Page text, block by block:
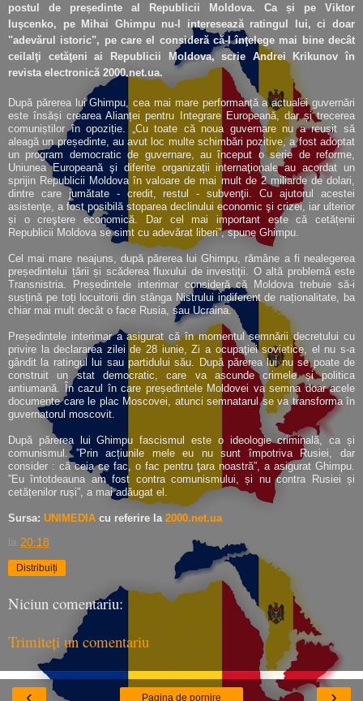
postul de președinte al Republicii Moldova. Ca și pe Viktor
Iuşcenko, pe Mihai Ghimpu nu-l interesează ratingul lui, ci doar
"adevărul istoric", pe care el consideră că-l înţelege mai bine decât
ceilalţi cetăţeni ai Republicii Moldova, scrie Andrei Krikunov în
revista electronică 2000.net.ua.
După părerea lui Ghimpu, cea mai mare performanță a actualei guvernări
este însăși crearea Alianței pentru Integrare Europeană, dar și trecerea
comuniștilor în opoziție. „Cu toate că noua guvernare nu a reușit să
aleagă un președinte, au avut loc multe schimbări pozitive, a fost adoptat
un program democratic de guvernare, au început o serie de reforme,
Uniunea Europeană şi diferite organizații internaţionale au acordat un
sprijin Republicii Moldova în valoare de mai mult de 2 miliarde de dolari,
dintre care jumătate - credit, restul - subvenţii. Cu ajutorul acestei
asistenţe, a fost posibilă stoparea declinului economic şi crizei, iar ulterior
și o creştere economică. Dar cel mai important este că cetățenii
Republicii Moldova se simt cu adevărat liberi”, spune Ghimpu.
Cel mai mare neajuns, după părerea lui Ghimpu, rămâne a fi nealegerea
președintelui țării și scăderea fluxului de investiţii. O altă problemă este
Transnistria. Președintele interimar consideră că Moldova trebuie să-i
susțină pe toți locuitorii din stânga Nistrului indiferent de naționalitate, ba
chiar mai mult decât o face Rusia, sau Ucraina.
Președintele interimar a asigurat că în momentul semnării decretului cu
privire la declararea zilei de 28 iunie, Zi a ocupaţiei sovietice, el nu s-a
gândit la ratingul lui sau partidului său. După părerea lui nu se poate de
construit un stat democratic, care va ascunde crimele și politica
antiumană. În cazul în care președintele Moldovei va semna doar acele
documente care le plac Moscovei, atunci semnatarul se va transforma în
guvernatorul moscovit.
După părerea lui Ghimpu fascismul este o ideologie criminală, ca și
comunismul. ”Prin acțiunile mele eu nu sunt împotriva Rusiei, dar
consider : că ceia ce fac, o fac pentru ţara noastră”, a asigurat Ghimpu.
”Eu întotdeauna am fost contra comunismului, și nu contra Rusiei și
cetățenilor ruși”, a mai adăugat el.
Sursa: UNIMEDIA cu referire la 2000.net.ua
la 20:18
Distribuiți
Niciun comentariu:
Trimiteți un comentariu
Pagina de pornire